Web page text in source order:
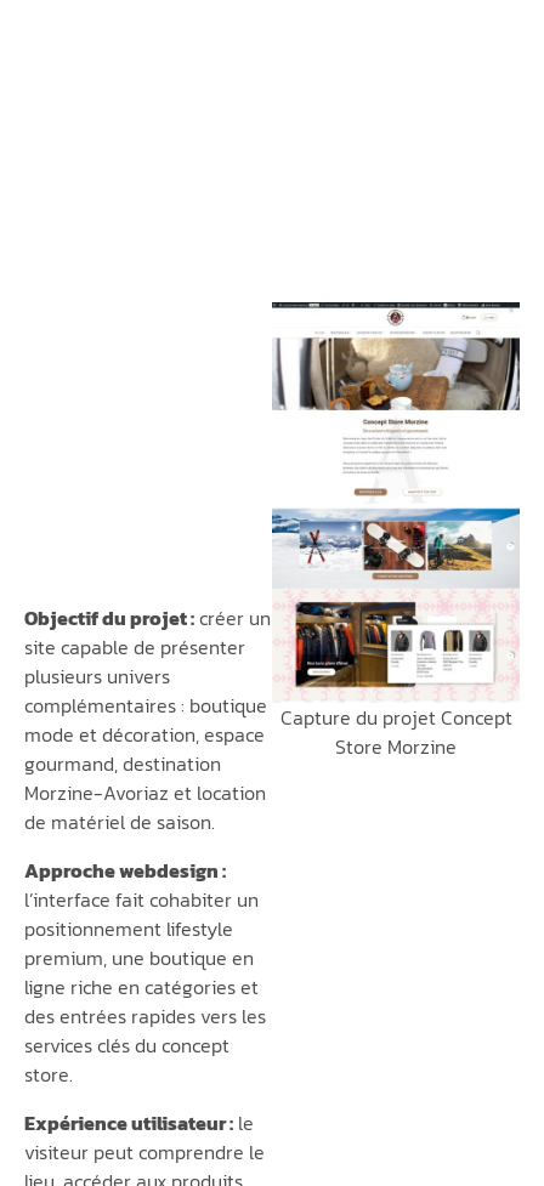
Objectif du projet :créer un
site capable de présenter
plusieurs univers
complémentaires : boutique
mode et décoration, espace
gourmand, destination
Morzine-Avoriaz et location
de matériel de saison.
Approche webdesign :
l’interface fait cohabiter un
positionnement lifestyle
premium, une boutique en
ligne riche en catégories et
des entrées rapides vers les
services clés du concept
store.
Expérience utilisateur : le
visiteur peut comprendre le
Capture du projet Concept
Store Morzine